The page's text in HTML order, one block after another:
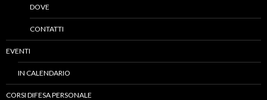
DOVE
CONTATTI
EVENTI
IN CALENDARIO
CORSI DIFESA PERSONALE